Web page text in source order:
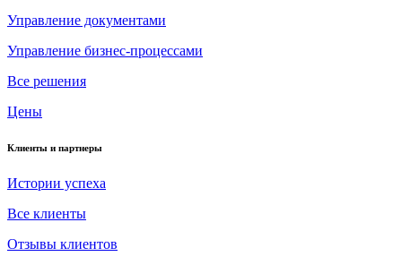
Управление документами
Управление бизнес-процессами
Все решения
Цены
Клиенты и партнеры
Истории успеха
Все клиенты
Отзывы клиентов